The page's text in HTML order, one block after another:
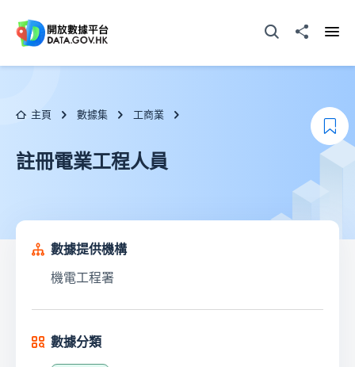
打開搜尋器分享至
主頁 數據集 工商業
註冊電業工程人員
加
數據提供機構
機電工程署
數據分類